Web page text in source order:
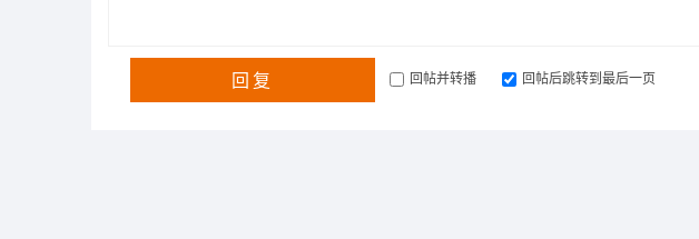
回复 回帖并转播 回帖后跳转到最后一页